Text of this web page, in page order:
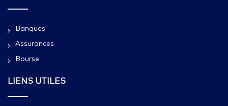
Banques
Assurances
Bourse
LIENS UTILES